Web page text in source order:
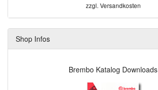
zzgl. Versandkosten
Shop Infos
Brembo Katalog Downloads